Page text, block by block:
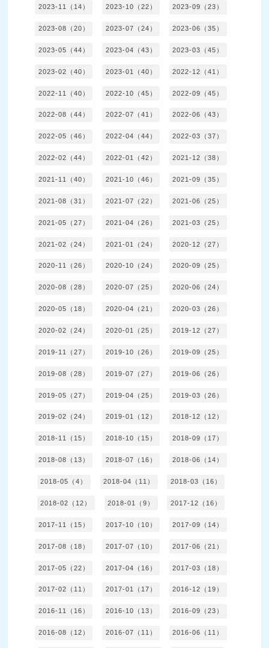
2023-11（14） 2023-10（22） 2023-09（23）
2023-08（20） 2023-07（24） 2023-06（35）
2023-05（44） 2023-04（43） 2023-03（45）
2023-02（40） 2023-01（40） 2022-12（41）
2022-11（40） 2022-10（45） 2022-09（45）
2022-08（44） 2022-07（41） 2022-06（43）
2022-05（46） 2022-04（44） 2022-03（37）
2022-02（44） 2022-01（42） 2021-12（38）
2021-11（40） 2021-10（46） 2021-09（35）
2021-08（31） 2021-07（22） 2021-06（25）
2021-05（27） 2021-04（26） 2021-03（25）
2021-02（24） 2021-01（24） 2020-12（27）
2020-11（26） 2020-10（24） 2020-09（25）
2020-08（28） 2020-07（25） 2020-06（24）
2020-05（18） 2020-04（21） 2020-03（26）
2020-02（24） 2020-01（25） 2019-12（27）
2019-11（27） 2019-10（26） 2019-09（25）
2019-08（28） 2019-07（27） 2019-06（26）
2019-05（27） 2019-04（25） 2019-03（26）
2019-02（24） 2019-01（12） 2018-12（12）
2018-11（15） 2018-10（15） 2018-09（17）
2018-08（13） 2018-07（16） 2018-06（14）
2018-05（4） 2018-04（11） 2018-03（16）
2018-02（12） 2018-01（9） 2017-12（16）
2017-11（15） 2017-10（10） 2017-09（14）
2017-08（18） 2017-07（10） 2017-06（21）
2017-05（22） 2017-04（16） 2017-03（18）
2017-02（11） 2017-01（17） 2016-12（19）
2016-11（16） 2016-10（13） 2016-09（23）
2016-08（12） 2016-07（11） 2016-06（11）